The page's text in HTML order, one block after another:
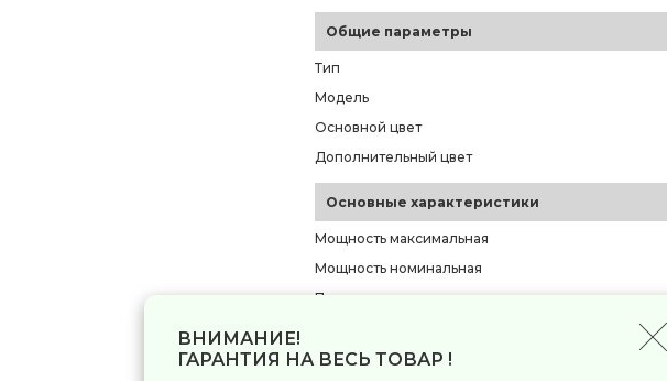
Общие параметры
Тип
Модель
Основной цвет
Дополнительный цвет
Основные характеристики
Мощность максимальная
Мощность номинальная
Производительность
Материал корпуса
ВНИМАНИЕ!
ГАРАНТИЯ НА ВЕСЬ ТОВАР !